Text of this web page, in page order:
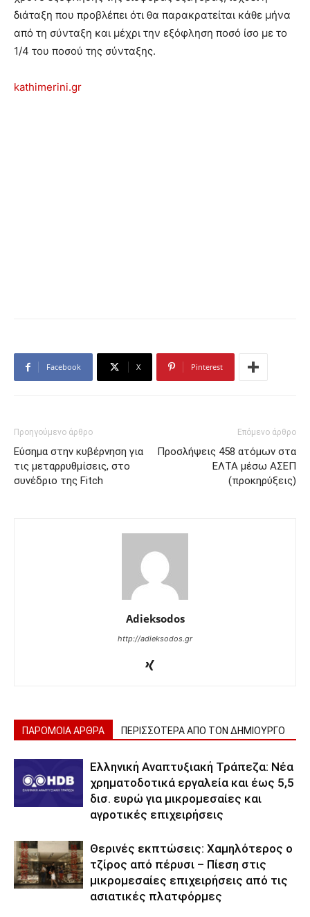
διάταξη που προβλέπει ότι θα παρακρατείται κάθε μήνα
από τη σύνταξη και μέχρι την εξόφληση ποσό ίσο με το
1/4 του ποσού της σύνταξης.
kathimerini.gr
Facebook X Pinterest
Προηγούμενο άρθρο
Εύσημα στην κυβέρνηση για
τις μεταρρυθμίσεις, στο
συνέδριο της Fitch
Επόμενο άρθρο
Προσλήψεις 458 ατόμων στα
ΕΛΤΑ μέσω ΑΣΕΠ
(προκηρύξεις)
Adieksodos
http://adieksodos.gr
ΠΑΡΟΜΟΙΑ ΑΡΘΡΑ ΠΕΡΙΣΣΟΤΕΡΑ ΑΠΟ ΤΟΝ ΔΗΜΙΟΥΡΓΟ
Ελληνική Αναπτυξιακή Τράπεζα: Νέα
χρηματοδοτικά εργαλεία και έως 5,5
δισ. ευρώ για μικρομεσαίες και
αγροτικές επιχειρήσεις
Θερινές εκπτώσεις: Χαμηλότερος ο
τζίρος από πέρυσι – Πίεση στις
μικρομεσαίες επιχειρήσεις από τις
ασιατικές πλατφόρμες